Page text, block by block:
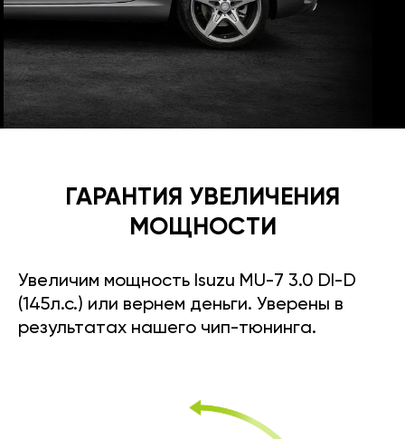
ГАРАНТИЯ УВЕЛИЧЕНИЯ
МОЩНОСТИ
Увеличим мощность Isuzu MU-7 3.0 DI-D
(145л.с.) или вернем деньги. Уверены в
результатах нашего чип-тюнинга.